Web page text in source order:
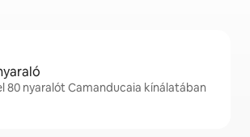
80 nyaralót Camanducaia kínálatában